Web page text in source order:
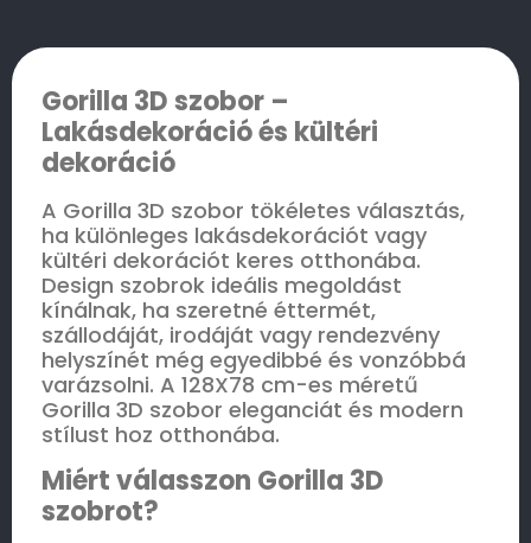
Gorilla 3D szobor –
Lakásdekoráció és kültéri
dekoráció
A Gorilla 3D szobor tökéletes választás,
ha különleges lakásdekorációt vagy
kültéri dekorációt keres otthonába.
Design szobrok ideális megoldást
kínálnak, ha szeretné éttermét,
szállodáját, irodáját vagy rendezvény
helyszínét még egyedibbé és vonzóbbá
varázsolni. A 128X78 cm-es méretű
Gorilla 3D szobor eleganciát és modern
stílust hoz otthonába.
Miért válasszon Gorilla 3D
szobrot?